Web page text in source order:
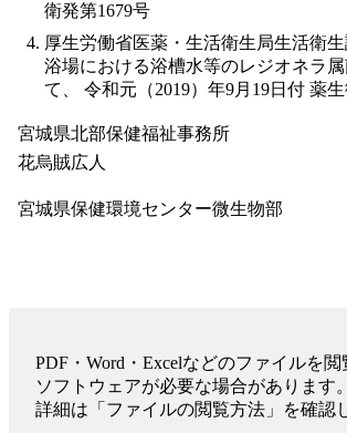
衛発第1679号
厚生労働省医薬・生活衛生局生活衛
浴場における浴槽水等のレジオネラ
て、 令和元（2019）年9月19日付 薬
宮城県北部保健福祉事務所
花烏賊広人
宮城県保健環境センター微生物部
PDF・Word・Excelなどのファイルを閲
ソフトウェアが必要な場合があります。
詳細は「ファイルの閲覧方法」を確認